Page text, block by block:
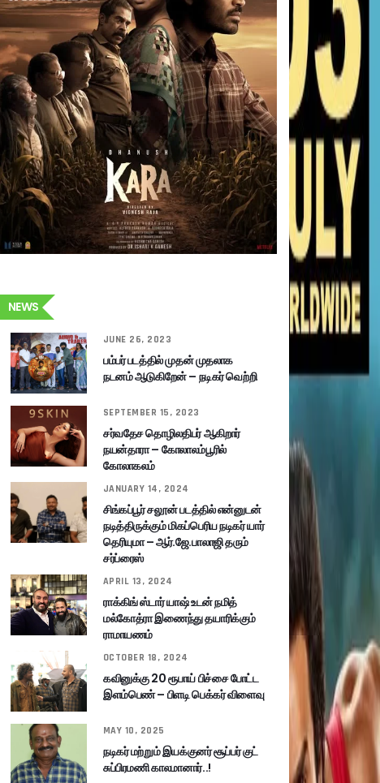
NEWS
JUNE 26, 2023
பம்பர் படத்தில் முதன் முதலாக
நடனம் ஆடுகிறேன் – நடிகர் வெற்றி
SEPTEMBER 15, 2023
சர்வதேச தொழிலதிபர் ஆகிறார்
நயன்தாரா – கோலாலம்பூரில்
கோலாகலம்
JANUARY 14, 2024
சிங்கப்பூர் சலூன் படத்தில் என்னுடன்
நடித்திருக்கும் மிகப்பெரிய நடிகர் யார்
தெரியுமா – ஆர்.ஜே.பாலாஜி தரும்
சர்ப்ரைஸ்
APRIL 13, 2024
ராக்கிங் ஸ்டார் யாஷ் உடன் நமித்
மல்கோத்ரா இணைந்து தயாரிக்கும்
ராமாயணம்
OCTOBER 18, 2024
கவினுக்கு 20 ரூபாய் பிச்சை போட்ட
இளம்பெண் – பிளடி பெக்கர் விளைவு
MAY 10, 2025
நடிகர் மற்றும் இயக்குனர் சூப்பர் குட்
சுப்பிரமணி காலமானார்..!